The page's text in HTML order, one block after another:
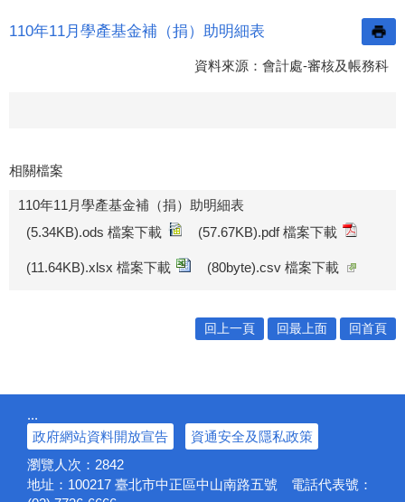
110年11月學產基金補（捐）助明細表
資料來源：會計處-審核及帳務科
相關檔案
110年11月學產基金補（捐）助明細表
(5.34KB).ods 檔案下載
(57.67KB).pdf 檔案下載
(11.64KB).xlsx 檔案下載 (80byte).csv 檔案下載
回上一頁 回最上面 回首頁
:::
政府網站資料開放宣告
資通安全及隱私政策
瀏覽人次： 2842
地址：100217 臺北市中正區中山南路五號 電話代表號：